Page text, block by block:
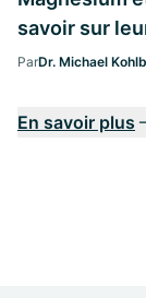
savoir sur
ParDr. Michael
En savoir plus